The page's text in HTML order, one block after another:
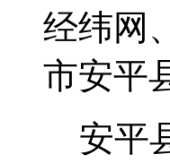
经纬网
市安平
安平